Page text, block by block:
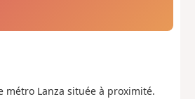
métro Lanza située à proximité.